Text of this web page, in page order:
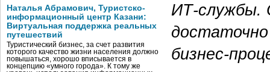
Наталья Абрамович, Туристско-
информационный центр Казани:
Виртуальная поддержка реальных
путешествий
Туристический бизнес, за счет развития
которого качество жизни населения должно
повышаться, хорошо вписывается в
концепцию «умного города». К тому же
ИТ‑службы.
достаточно
бизнес-